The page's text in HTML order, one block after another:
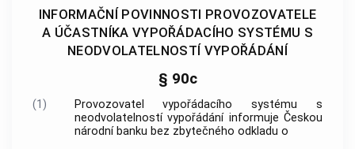
INFORMAČNÍ POVINNOSTI PROVOZOVATELE
A ÚČASTNÍKA VYPOŘÁDACÍHO SYSTÉMU S
NEODVOLATELNOSTÍ VYPOŘÁDÁNÍ
§ 90c
(1)
Provozovatel vypořádacího systému s
neodvolatelností vypořádání informuje Českou
národní banku bez zbytečného odkladu o